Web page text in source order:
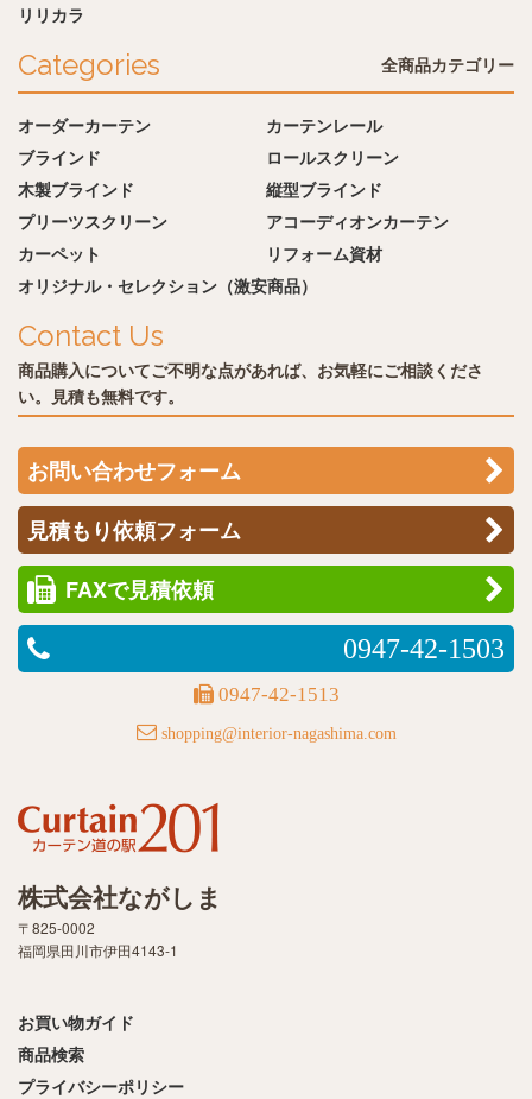
リリカラ
Categories 全商品カテゴリー
オーダーカーテン
カーテンレール
ブラインド
ロールスクリーン
木製ブラインド
縦型ブラインド
プリーツスクリーン
アコーディオンカーテン
カーペット
リフォーム資材
オリジナル・セレクション（激安商品）
Contact Us
商品購入についてご不明な点があれば、お気軽にご相談くださ
い。見積も無料です。
お問い合わせフォーム
見積もり依頼フォーム
FAXで見積依頼
0947-42-1503
0947-42-1513
shopping@interior-nagashima.com
株式会社ながしま
〒825-0002
福岡県田川市伊田4143-1
お買い物ガイド
商品検索
プライバシーポリシー